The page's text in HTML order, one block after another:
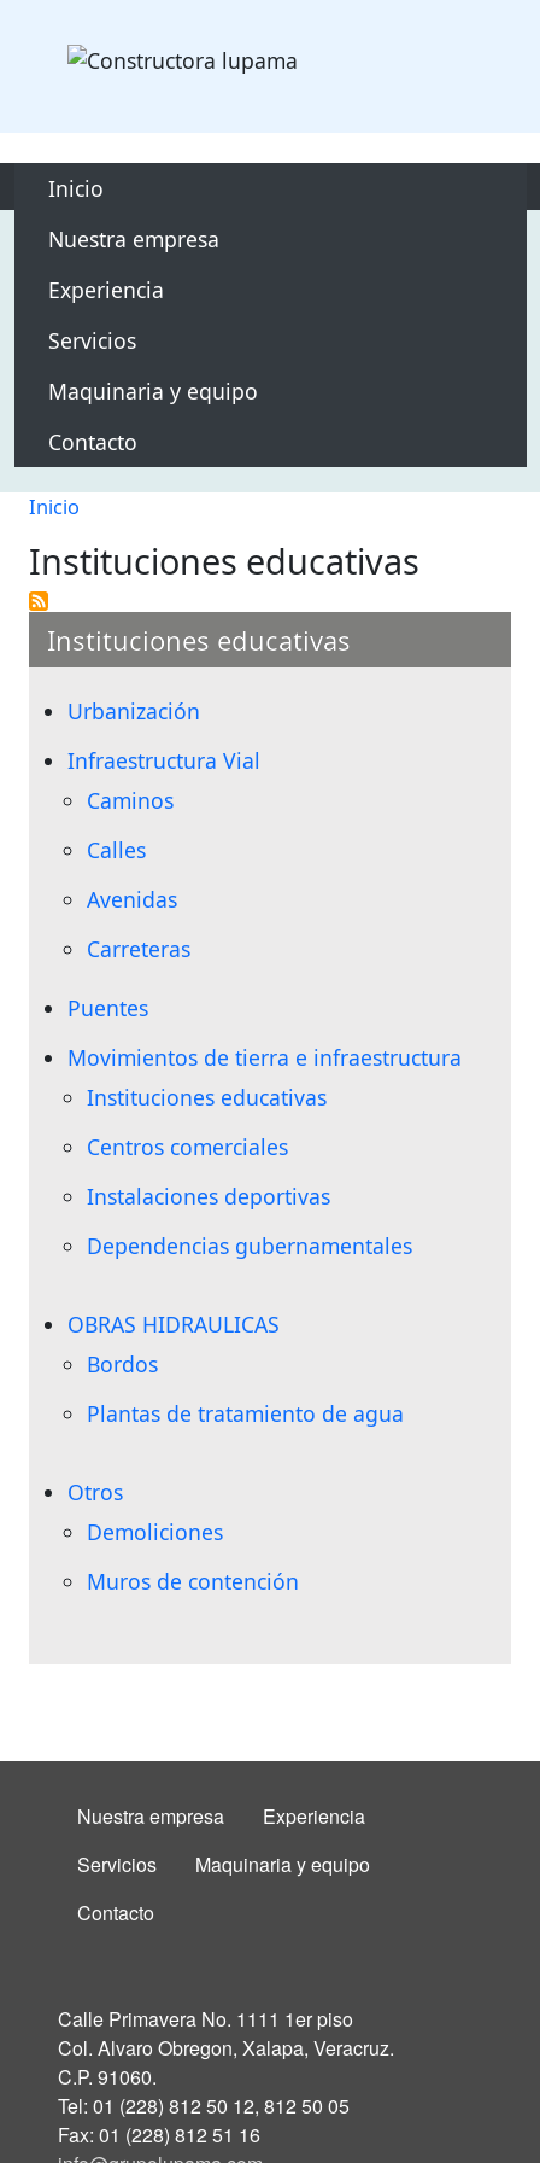
Pasar al contenido
main responsivo
Inicio
Nuestra empresa
Experiencia
Servicios
Maquinaria y equipo
Contacto
Inicio
Instituciones educativas
Instituciones educativas
Urbanización
Infraestructura Vial
Caminos
Calles
Avenidas
Carreteras
Puentes
Movimientos de tierra e infraestructura
Instituciones educativas
Centros comerciales
Instalaciones deportivas
Dependencias gubernamentales
OBRAS HIDRAULICAS
Bordos
Plantas de tratamiento de agua
Otros
Demoliciones
Muros de contención
FOOTER MENU
Nuestra empresa
Experiencia
Servicios
Maquinaria y equipo
Contacto
Calle Primavera No. 1111 1er piso
Col. Alvaro Obregon, Xalapa, Veracruz.
C.P. 91060.
Tel: 01 (228) 812 50 12, 812 50 05
Fax: 01 (228) 812 51 16